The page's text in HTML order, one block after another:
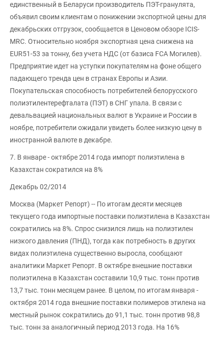
единственный в Беларуси производитель ПЭТ-гранулята,
объявил своим клиентам о понижении экспортной цены для
декабрьских отгрузок, сообщается в Ценовом обзоре ICIS-
MRC. Относительно ноября экспортная цена снижена на
EUR51-53 за тонну, без учета НДС (от базиса FCA Могилев).
Предприятие идет на уступки покупателям на фоне общего
падающего тренда цен в странах Европы и Азии.
Покупательская способность потребителей белорусского
полиэтилентерефталата (ПЭТ) в СНГ упала. В связи с
девальвацией национальных валют в Украине и России в
ноябре, потребители ожидали увидеть более низкую цену в
иностранной валюте в декабре.
7. В январе - октябре 2014 года импорт полиэтилена в
Казахстан сократился на 8%
Декабрь 02/2014
Москва (Маркет Репорт) -- По итогам десяти месяцев
текущего года импортные поставки полиэтилена в Казахстан
сократились на 8%. Спрос снизился лишь на полиэтилен
низкого давления (ПНД), тогда как потребность в других
видах полиэтилена существенно выросла, сообщают
аналитики Маркет Репорт. В октябре внешние поставки
полиэтилена в Казахстан составили 10,9 тыс. тонн против
13,7 тыс. тонн месяцем ранее. В целом, по итогам января -
октября 2014 года внешние поставки полимеров этилена на
местный рынок сократились до 91,1 тыс. тонн против 98,8
тыс. тонн за аналогичный период 2013 года. На 16%